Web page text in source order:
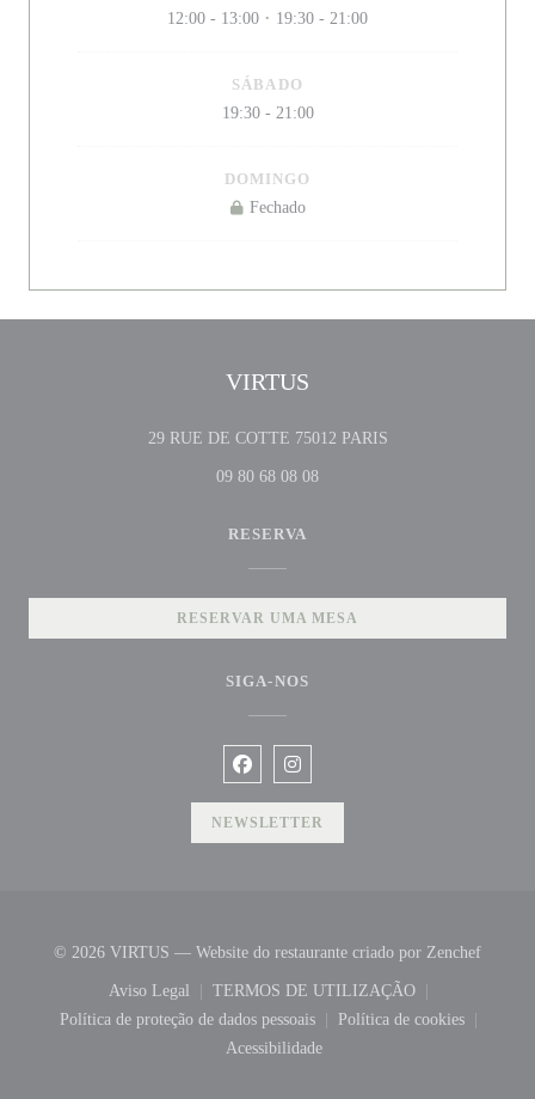
12:00 - 13:00 • 19:30 - 21:00
SÁBADO
19:30 - 21:00
DOMINGO
Fechado
VIRTUS
29 RUE DE COTTE 75012 PARIS((abre numa nova
09 80 68 08 08
RESERVA
RESERVAR UMA MESA
SIGA-NOS
Facebook ((abre numa nova janela))
Instagram ((abre numa nova
NEWSLETTER
© 2026 VIRTUS — Website do restaurante criado por Zenchef((abre
Aviso Legal
((abre numa nova janela))
TERMOS DE UTILIZAÇÃO
((abre numa nova janela))
Política de proteção de dados pessoais
((abre numa nova janela))
Política de cookies
((abre numa
Acessibilidade